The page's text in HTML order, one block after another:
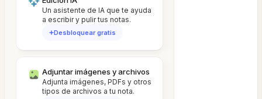
Un asistente de IA que te ayuda
a escribir y pulir tus notas.
Desbloquear gratis
Adjuntar imágenes y archivos
Adjunta imágenes, PDFs y otros
tipos de archivos a tu nota.